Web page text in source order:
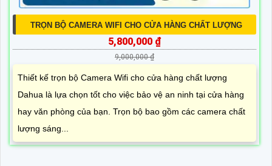
TRỌN BỘ CAMERA WIFI CHO CỬA HÀNG CHẤT LƯỢNG
5,800,000 ₫
9,000,000 ₫
Thiết kế trọn bộ Camera Wifi cho cửa hàng chất lượng
Dahua là lựa chọn tốt cho việc bảo vệ an ninh tại cửa hàng
hay văn phòng của bạn. Trọn bộ bao gồm các camera chất
lượng sáng...